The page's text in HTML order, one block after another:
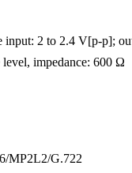
input: 2 to 2.4 V[p-p];
impedance: 600 Ω
MP2L2/G.722